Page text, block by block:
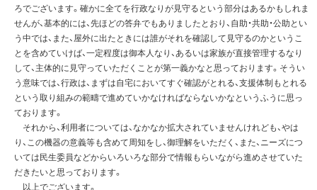
ろでございます。確かに全てを行政なりが見守るという部分はあるかもしれま
せんが、基本的には、先ほどの答弁でもありましたとおり、自助・共助・公助とい
う中では、また、屋外に出たときには誰がそれを確認して見守るのかというこ
とを含めていけば、一定程度は御本人なり、あるいは家族が直接管理するなり
して、主体的に見守っていただくことが第一義かなと思っております。そうい
う意味では、行政は、まずは自宅においてすぐ確認がとれる、支援体制もとれる
という取り組みの範疇で進めていかなければならないかなというふうに思っ
ております。
それから、利用者については、なかなか拡大されていませんけれども、やは
り、この機器の意義等も含めて周知をし、御理解をいただく、また、ニーズにつ
いては民生委員などからいろいろな部分で情報もらいながら進めさせていた
だきたいと思っております。
以上でございます。